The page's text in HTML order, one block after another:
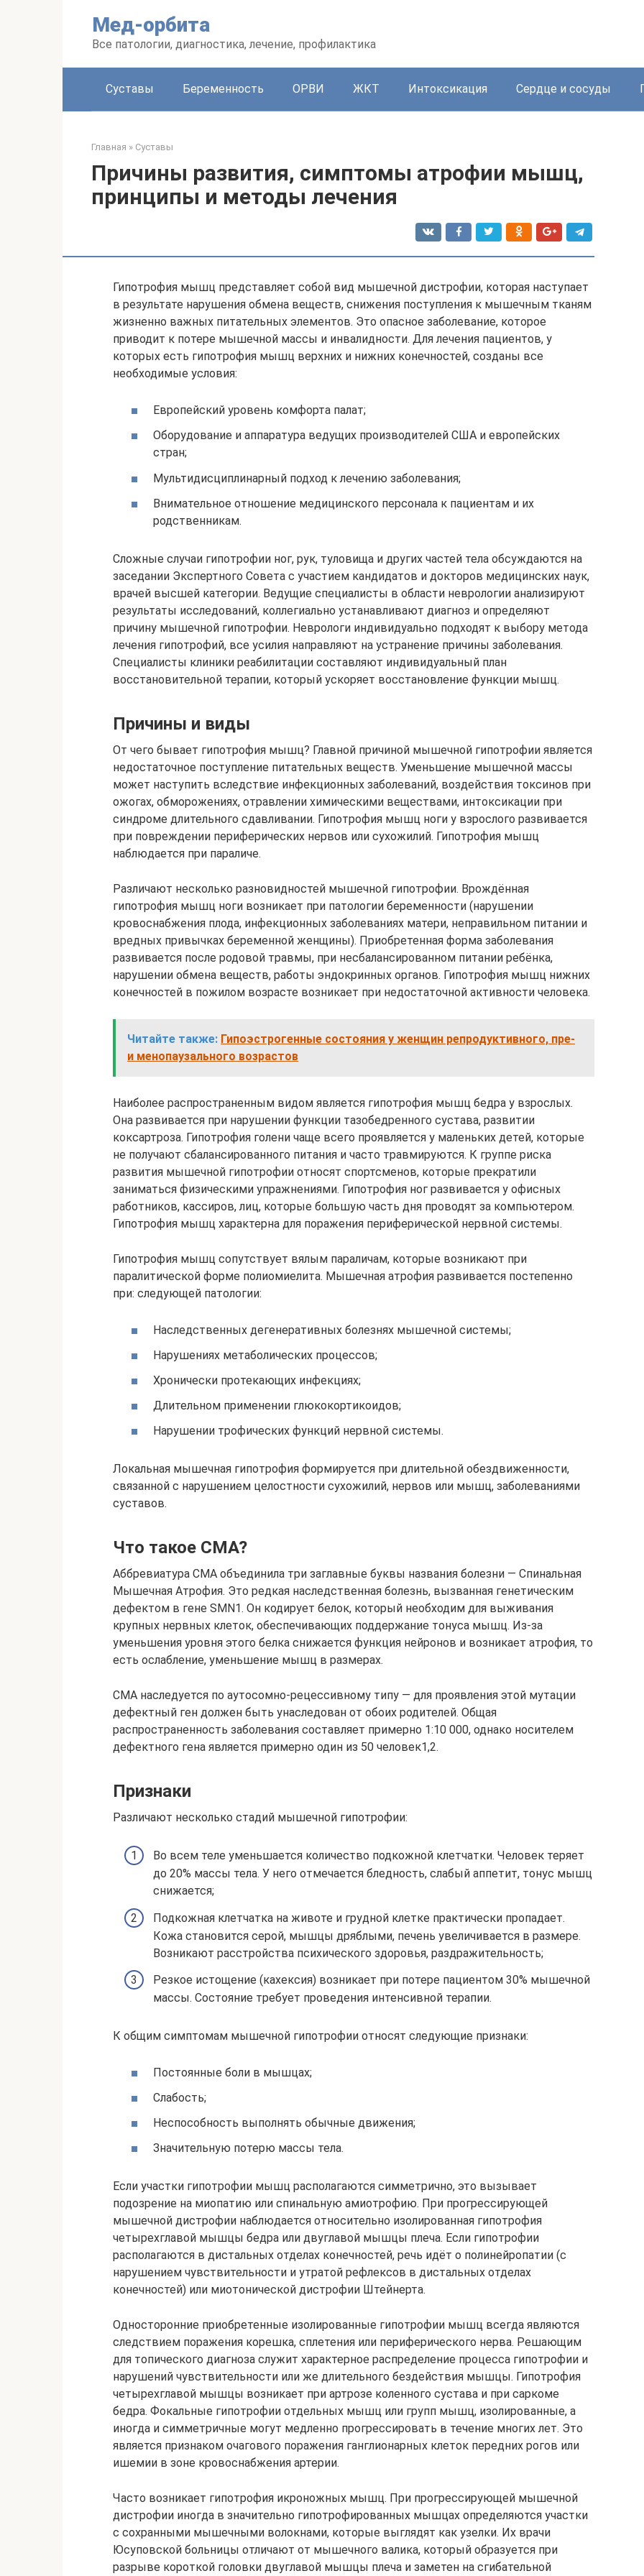
Мед-орбита
Все патологии, диагностика, лечение, профилактика
Суставы Беременность ОРВИ ЖКТ Интоксикация Сердце и сосуды
Главная » Суставы
Причины развития, симптомы атрофии мышц,
принципы и методы лечения
Гипотрофия мышц представляет собой вид мышечной дистрофии, которая наступает
в результате нарушения обмена веществ, снижения поступления к мышечным тканям
жизненно важных питательных элементов. Это опасное заболевание, которое
приводит к потере мышечной массы и инвалидности. Для лечения пациентов, у
которых есть гипотрофия мышц верхних и нижних конечностей, созданы все
необходимые условия:
Европейский уровень комфорта палат;
Оборудование и аппаратура ведущих производителей США и европейских
стран;
Мультидисциплинарный подход к лечению заболевания;
Внимательное отношение медицинского персонала к пациентам и их
родственникам.
Сложные случаи гипотрофии ног, рук, туловища и других частей тела обсуждаются на
заседании Экспертного Совета с участием кандидатов и докторов медицинских наук,
врачей высшей категории. Ведущие специалисты в области неврологии анализируют
результаты исследований, коллегиально устанавливают диагноз и определяют
причину мышечной гипотрофии. Неврологи индивидуально подходят к выбору метода
лечения гипотрофий, все усилия направляют на устранение причины заболевания.
Специалисты клиники реабилитации составляют индивидуальный план
восстановительной терапии, который ускоряет восстановление функции мышц.
Причины и виды
От чего бывает гипотрофия мышц? Главной причиной мышечной гипотрофии является
недостаточное поступление питательных веществ. Уменьшение мышечной массы
может наступить вследствие инфекционных заболеваний, воздействия токсинов при
ожогах, обморожениях, отравлении химическими веществами, интоксикации при
синдроме длительного сдавливании. Гипотрофия мышц ноги у взрослого развивается
при повреждении периферических нервов или сухожилий. Гипотрофия мышц
наблюдается при параличе.
Различают несколько разновидностей мышечной гипотрофии. Врождённая
гипотрофия мышц ноги возникает при патологии беременности (нарушении
кровоснабжения плода, инфекционных заболеваниях матери, неправильном питании и
вредных привычках беременной женщины). Приобретенная форма заболевания
развивается после родовой травмы, при несбалансированном питании ребёнка,
нарушении обмена веществ, работы эндокринных органов. Гипотрофия мышц нижних
конечностей в пожилом возрасте возникает при недостаточной активности человека.
Читайте также: Гипоэстрогенные состояния у женщин репродуктивного, пре-
и менопаузального возрастов
Наиболее распространенным видом является гипотрофия мышц бедра у взрослых.
Она развивается при нарушении функции тазобедренного сустава, развитии
коксартроза. Гипотрофия голени чаще всего проявляется у маленьких детей, которые
не получают сбалансированного питания и часто травмируются. К группе риска
развития мышечной гипотрофии относят спортсменов, которые прекратили
заниматься физическими упражнениями. Гипотрофия ног развивается у офисных
работников, кассиров, лиц, которые большую часть дня проводят за компьютером.
Гипотрофия мышц характерна для поражения периферической нервной системы.
Гипотрофия мышц сопутствует вялым параличам, которые возникают при
паралитической форме полиомиелита. Мышечная атрофия развивается постепенно
при: следующей патологии:
Наследственных дегенеративных болезнях мышечной системы;
Нарушениях метаболических процессов;
Хронически протекающих инфекциях;
Длительном применении глюкокортикоидов;
Нарушении трофических функций нервной системы.
Локальная мышечная гипотрофия формируется при длительной обездвиженности,
связанной с нарушением целостности сухожилий, нервов или мышц, заболеваниями
суставов.
Что такое СМА?
Аббревиатура СМА объединила три заглавные буквы названия болезни — Спинальная
Мышечная Атрофия. Это редкая наследственная болезнь, вызванная генетическим
дефектом в гене SMN1. Он кодирует белок, который необходим для выживания
крупных нервных клеток, обеспечивающих поддержание тонуса мышц. Из-за
уменьшения уровня этого белка снижается функция нейронов и возникает атрофия, то
есть ослабление, уменьшение мышц в размерах.
СМА наследуется по аутосомно-рецессивному типу — для проявления этой мутации
дефектный ген должен быть унаследован от обоих родителей. Общая
распространенность заболевания составляет примерно 1:10 000, однако носителем
дефектного гена является примерно один из 50 человек1,2.
Признаки
Различают несколько стадий мышечной гипотрофии:
Во всем теле уменьшается количество подкожной клетчатки. Человек теряет
до 20% массы тела. У него отмечается бледность, слабый аппетит, тонус мышц
снижается;
Подкожная клетчатка на животе и грудной клетке практически пропадает.
Кожа становится серой, мышцы дряблыми, печень увеличивается в размере.
Возникают расстройства психического здоровья, раздражительность;
Резкое истощение (кахексия) возникает при потере пациентом 30% мышечной
массы. Состояние требует проведения интенсивной терапии.
К общим симптомам мышечной гипотрофии относят следующие признаки:
Постоянные боли в мышцах;
Слабость;
Неспособность выполнять обычные движения;
Значительную потерю массы тела.
Если участки гипотрофии мышц располагаются симметрично, это вызывает
подозрение на миопатию или спинальную амиотрофию. При прогрессирующей
мышечной дистрофии наблюдается относительно изолированная гипотрофия
четырехглавой мышцы бедра или двуглавой мышцы плеча. Если гипотрофии
располагаются в дистальных отделах конечностей, речь идёт о полинейропатии (с
нарушением чувствительности и утратой рефлексов в дистальных отделах
конечностей) или миотонической дистрофии Штейнерта.
Односторонние приобретенные изолированные гипотрофии мышц всегда являются
следствием поражения корешка, сплетения или периферического нерва. Решающим
для топического диагноза служит характерное распределение процесса гипотрофии и
нарушений чувствительности или же длительного бездействия мышцы. Гипотрофия
четырехглавой мышцы возникает при артрозе коленного сустава и при саркоме
бедра. Фокальные гипотрофии отдельных мышц или групп мышц, изолированные, а
иногда и симметричные могут медленно прогрессировать в течение многих лет. Это
является признаком очагового поражения ганглионарных клеток передних рогов или
ишемии в зоне кровоснабжения артерии.
Часто возникает гипотрофия икроножных мышц. При прогрессирующей мышечной
дистрофии иногда в значительно гипотрофированных мышцах определяются участки
с сохранными мышечными волокнами, которые выглядят как узелки. Их врачи
Юсуповской больницы отличают от мышечного валика, который образуется при
разрыве короткой головки двуглавой мышцы плеча и заметен на сгибательной